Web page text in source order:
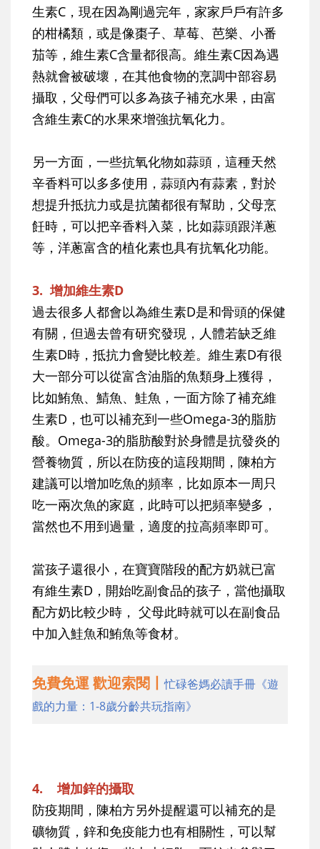
生素C，現在因為剛過完年，家家戶戶有許多
的柑橘類，或是像棗子、草莓、芭樂、小番
茄等，維生素C含量都很高。維生素C因為遇
熱就會被破壞，在其他食物的烹調中部容易
攝取，父母們可以多為孩子補充水果，由富
含維生素C的水果來增強抗氧化力。
另一方面，一些抗氧化物如蒜頭，這種天然
辛香料可以多多使用，蒜頭內有蒜素，對於
想提升抵抗力或是抗菌都很有幫助，父母烹
飪時，可以把辛香料入菜，比如蒜頭跟洋蔥
等，洋蔥富含的植化素也具有抗氧化功能。
3. 增加維生素D
過去很多人都會以為維生素D是和骨頭的保健
有關，但過去曾有研究發現，人體若缺乏維
生素D時，抵抗力會變比較差。維生素D有很
大一部分可以從富含油脂的魚類身上獲得，
比如鮪魚、鯖魚、鮭魚，一面方除了補充維
生素D，也可以補充到一些Omega-3的脂肪
酸。Omega-3的脂肪酸對於身體是抗發炎的
營養物質，所以在防疫的這段期間，陳柏方
建議可以增加吃魚的頻率，比如原本一周只
吃一兩次魚的家庭，此時可以把頻率變多，
當然也不用到過量，適度的拉高頻率即可。
當孩子還很小，在寶寶階段的配方奶就已富
有維生素D，開始吃副食品的孩子，當他攝取
配方奶比較少時， 父母此時就可以在副食品
中加入鮭魚和鮪魚等食材。
免費免運 歡迎索閱丨忙碌爸媽必讀手冊《遊
戲的力量：1-8歲分齡共玩指南》
4. 增加鋅的攝取
防疫期間，陳柏方另外提醒還可以補充的是
礦物質，鋅和免疫能力也有相關性，可以幫